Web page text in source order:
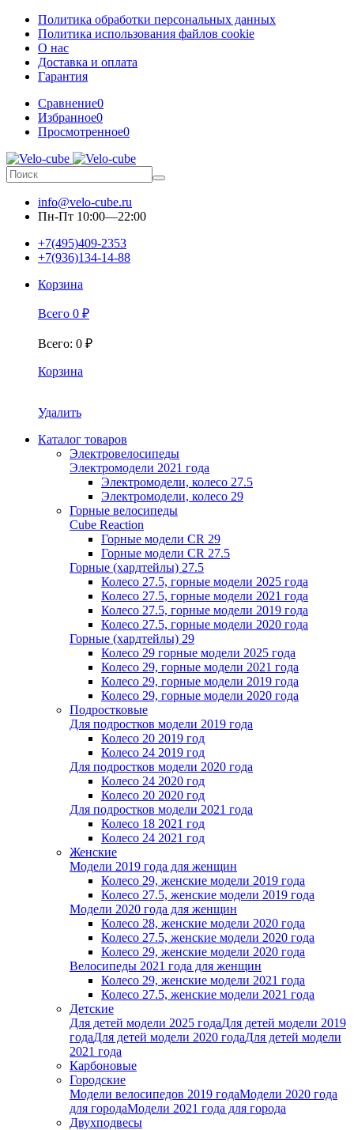
Политика обработки персональных данных
Политика использования файлов cookie
О нас
Доставка и оплата
Гарантия
Сравнение0
Избранное0
Просмотренное0
info@velo-cube.ru
Пн-Пт 10:00—22:00
+7(495)409-2353
+7(936)134-14-88
Корзина
Всего 0 ₽
Всего: 0 ₽
Корзина
Удалить
Каталог товаров
Электровелосипеды
Электромодели 2021 года
Электромодели, колесо 27.5
Электромодели, колесо 29
Горные велосипеды
Cube Reaction
Горные модели CR 29
Горные модели CR 27.5
Горные (хардтейлы) 27.5
Колесо 27.5, горные модели 2025 года
Колесо 27.5, горные модели 2021 года
Колесо 27.5, горные модели 2019 года
Колесо 27.5, горные модели 2020 года
Горные (хардтейлы) 29
Колесо 29 горные модели 2025 года
Колесо 29, горные модели 2021 года
Колесо 29, горные модели 2019 года
Колесо 29, горные модели 2020 года
Подростковые
Для подростков модели 2019 года
Колесо 20 2019 год
Колесо 24 2019 год
Для подростков модели 2020 года
Колесо 24 2020 год
Колесо 20 2020 год
Для подростков модели 2021 года
Колесо 18 2021 год
Колесо 24 2021 год
Женскиe
Модели 2019 года для женщин
Колесо 29, женские модели 2019 года
Колесо 27.5, женские модели 2019 года
Модели 2020 года для женщин
Колесо 28, женские модели 2020 года
Колесо 27.5, женские модели 2020 года
Колесо 29, женские модели 2020 года
Велосипеды 2021 года для женщин
Колесо 29, женские модели 2021 года
Колесо 27.5, женские модели 2021 года
Детские
Для детей модели 2025 годаДля детей модели 2019
годаДля детей модели 2020 годаДля детей модели
2021 года
Карбоновые
Городские
Модели велосипедов 2019 годаМодели 2020 года
для городаМодели 2021 года для города
Двухподвесы